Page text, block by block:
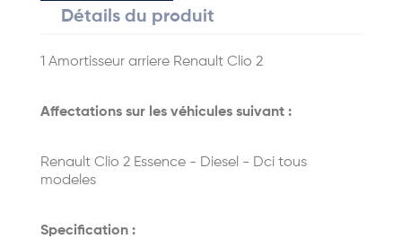
Détails du produit
1 Amortisseur arriere Renault Clio 2
Affectations sur les véhicules suivant :
Renault Clio 2 Essence - Diesel - Dci tous
modeles
Specification :